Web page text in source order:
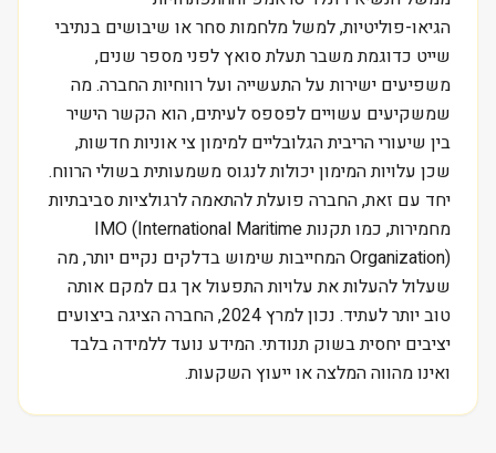
הגיאו-פוליטיות, למשל מלחמות סחר או שיבושים בנתיבי
שייט כדוגמת משבר תעלת סואץ לפני מספר שנים,
משפיעים ישירות על התעשייה ועל רווחיות החברה. מה
שמשקיעים עשויים לפספס לעיתים, הוא הקשר הישיר
בין שיעורי הריבית הגלובליים למימון צי אוניות חדשות,
שכן עלויות המימון יכולות לנגוס משמעותית בשולי הרווח.
יחד עם זאת, החברה פועלת להתאמה לרגולציות סביבתיות
מחמירות, כמו תקנות IMO (International Maritime
Organization) המחייבות שימוש בדלקים נקיים יותר, מה
שעלול להעלות את עלויות התפעול אך גם למקם אותה
טוב יותר לעתיד. נכון למרץ 2024, החברה הציגה ביצועים
יציבים יחסית בשוק תנודתי. המידע נועד ללמידה בלבד
ואינו מהווה המלצה או ייעוץ השקעות.